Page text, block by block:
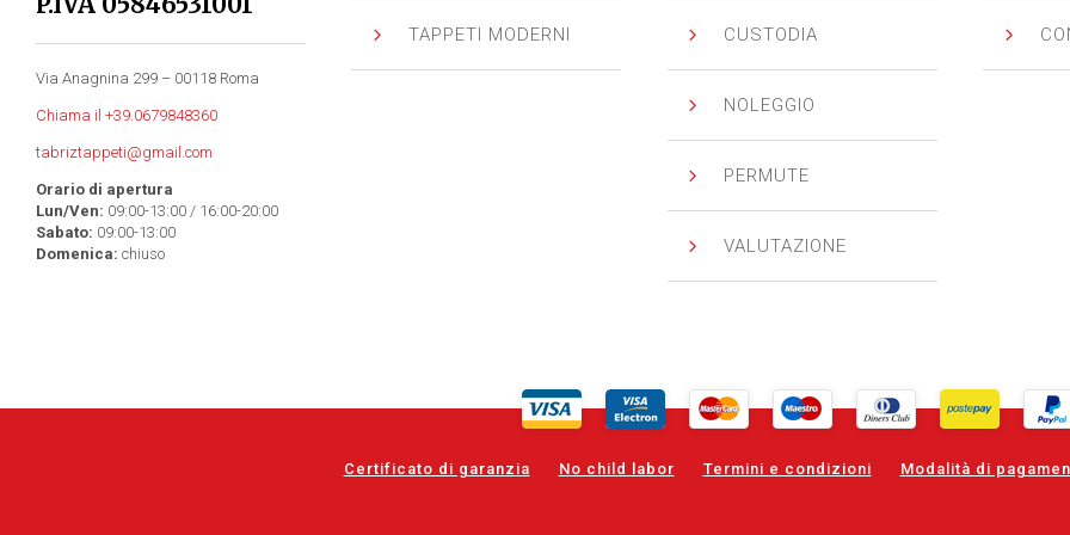
Via Anagnina 299 – 00118 Roma
Chiama il +39.0679848360
tabriztappeti@gmail.com
Orario di apertura
Lun/Ven: 09:00-13:00 / 16:00-20:00
Sabato: 09:00-13:00
Domenica: chiuso
5 TAPPETI MODERNI 5 CUSTODIA
5 NOLEGGIO
5 PERMUTE
5 VALUTAZIONE
5
Certificato di garanzia No child labor Termini e condizioni Modalità di